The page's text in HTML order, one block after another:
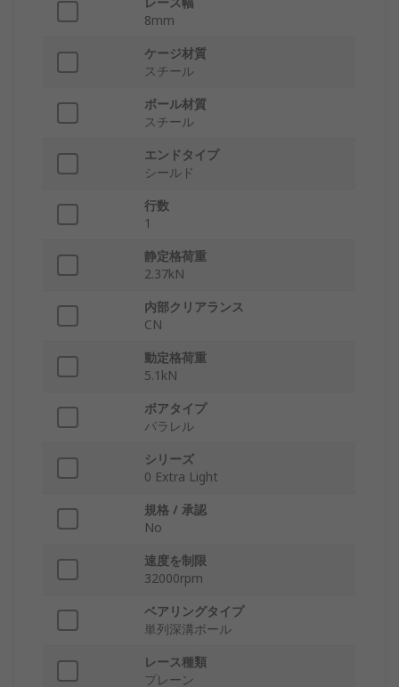
8mm
ケージ材質
スチール
ボール材質
スチール
エンドタイプ
シールド
行数
1
静定格荷重
2.37kN
内部クリアランス
CN
動定格荷重
5.1kN
ボアタイプ
パラレル
シリーズ
0 Extra Light
規格 / 承認
No
速度を制限
32000rpm
ベアリングタイプ
単列深溝ボール
レース種類
プレーン